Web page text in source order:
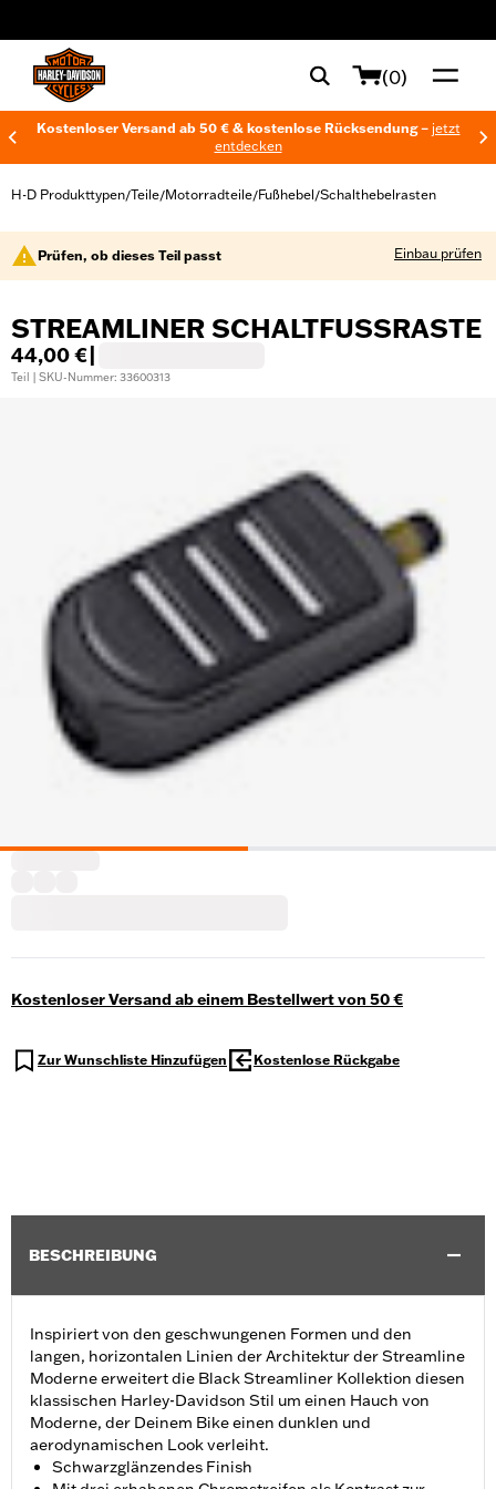
(0)
Kostenloser Versand ab 50 € & kostenlose Rücksendung – jetzt
entdecken
H-D Produkttypen/Teile/Motorradteile/Fußhebel/Schalthebelrasten
Prüfen, ob dieses Teil passt Einbau prüfen
STREAMLINER SCHALTFUSSRASTE
44,00 €
Teil | SKU-Nummer: 33600313
Kostenloser Versand ab einem Bestellwert von 50 €
Zur Wunschliste Hinzufügen Kostenlose Rückgabe
BESCHREIBUNG
Inspiriert von den geschwungenen Formen und den
langen, horizontalen Linien der Architektur der Streamline
Moderne erweitert die Black Streamliner Kollektion diesen
klassischen Harley-Davidson Stil um einen Hauch von
Moderne, der Deinem Bike einen dunklen und
aerodynamischen Look verleiht.
Schwarzglänzendes Finish